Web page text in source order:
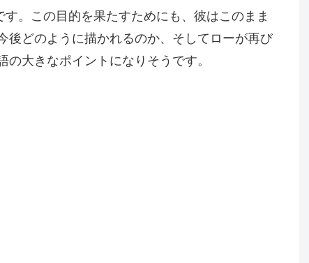
。この目的を果たすためにも、彼はこのまま
後どのように描かれるのか、そしてローが再び
大きなポイントになりそうです。